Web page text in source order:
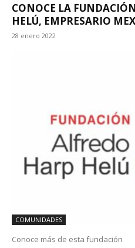
CONOCE LA
HELÚ, EMPRESARIO
28 enero 2022
COMUNIDADES
Conoce más de esta fundación